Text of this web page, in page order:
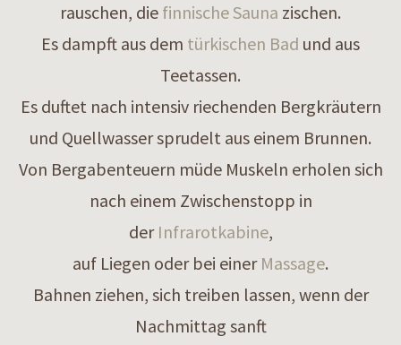
rauschen, die finnische Sauna zischen.
Es dampft aus dem türkischen Bad und aus
Teetassen.
Es duftet nach intensiv riechenden Bergkräutern
und Quellwasser sprudelt aus einem Brunnen.
Von Bergabenteuern müde Muskeln erholen sich
nach einem Zwischenstopp in
der Infrarotkabine,
auf Liegen oder bei einer Massage.
Bahnen ziehen, sich treiben lassen, wenn der
Nachmittag sanft